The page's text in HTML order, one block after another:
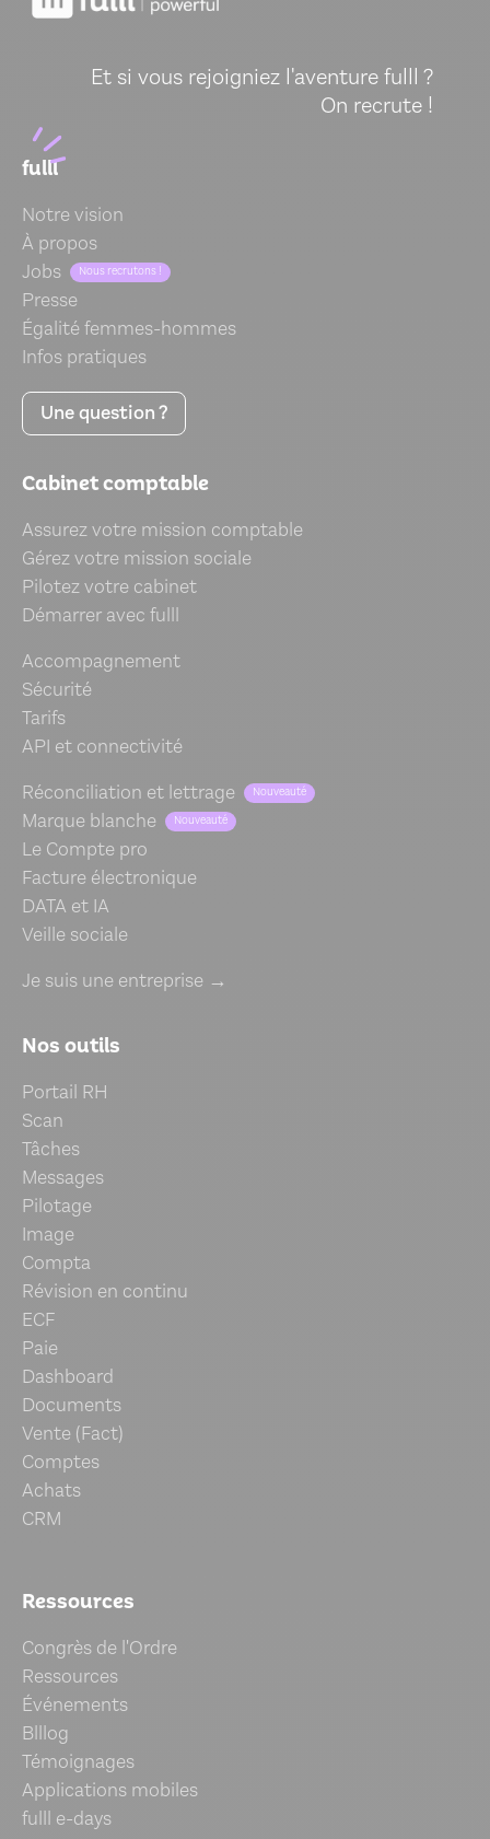
Et si vous rejoigniez l'aventure fulll ?
On recrute !
fulll
Notre vision
À propos
Jobs
Nous recrutons !
Presse
Égalité femmes-hommes
Infos pratiques
Une question ?
Cabinet comptable
Assurez votre mission comptable
Gérez votre mission sociale
Pilotez votre cabinet
Démarrer avec fulll
Accompagnement
Sécurité
Tarifs
API et connectivité
Réconciliation et lettrage
Nouveauté
Marque blanche Nouveauté
Le Compte pro
Facture électronique
DATA et IA
Veille sociale
Je suis une entreprise →
Nos outils
Portail RH
Scan
Tâches
Messages
Pilotage
Image
Compta
Révision en continu
ECF
Paie
Dashboard
Documents
Vente (Fact)
Comptes
Achats
CRM
Ressources
Congrès de l'Ordre
Ressources
Événements
Blllog
Témoignages
Applications mobiles
fulll e-days